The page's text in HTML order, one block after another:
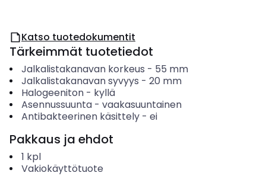
Katso tuotedokumentit
Tärkeimmät tuotetiedot
Jalkalistakanavan korkeus - 55 mm
Jalkalistakanavan syvyys - 20 mm
Halogeeniton- kyllä
Asennussuunta- vaakasuuntainen
Antibakteerinen käsittely- ei
Pakkaus ja ehdot
1 kpl
Vakiokäyttötuote